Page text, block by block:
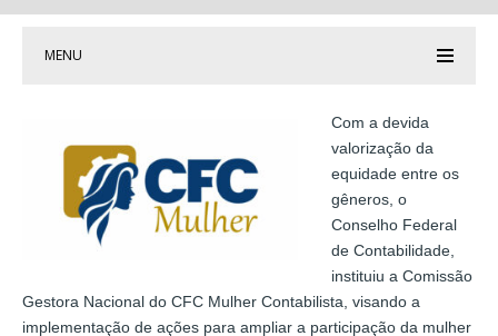
MENU
Com a devida
valorização da
equidade entre os
gêneros, o
Conselho Federal
de Contabilidade,
instituiu a Comissão
Gestora Nacional do CFC Mulher Contabilista, visando a
implementação de ações para ampliar a participação da mulher